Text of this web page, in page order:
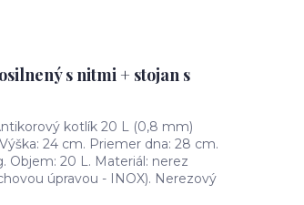
s nitmi + stojan s
kotlík 20 L (0,8 mm)
24 cm. Priemer dna: 28 cm.
Objem: 20 L. Materiál: nerez
úpravou - INOX). Nerezový